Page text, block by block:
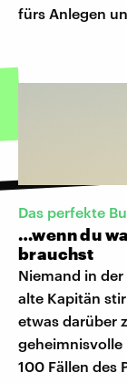
fürs Anlegen
Das perfekte
…wenn du
brauchst
Niemand in
alte Kapitän
etwas darüber
geheimnisvolle
100 Fällen des